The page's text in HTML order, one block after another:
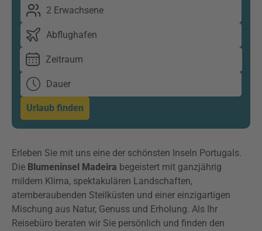
2 Erwachsene
Abflughafen
Zeitraum
Dauer
Urlaub finden
Erleben Sie mit uns eine der schönsten Inseln Portugals.
Die Blumeninsel Madeira begeistert mit ganzjährig
mildem Klima, spektakulären Landschaften,
atemberaubenden Steilküsten und einer einzigartigen
Mischung aus Natur, Genuss und Erholung. Als Ihr
Reisebüro beraten wir Sie persönlich und finden den